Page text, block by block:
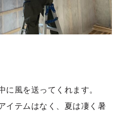
に風を送ってくれます。
イテムはなく、夏は凄く暑